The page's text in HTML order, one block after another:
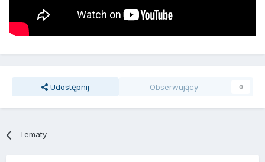
Udostępnij Obserwujący 0
Tematy